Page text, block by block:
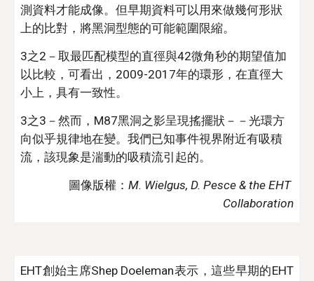
測資料才能成像。但早期資料可以用來做幾何形狀
上的比對，將黑洞型態的可能範圍限縮。
3之2－取最匹配模型的直徑與42微角秒的期望值加
以比較，可看出，2009-2017年的環形，在直徑大
小上，具有一致性。
3之3－然而，M87黑洞之影呈現搖擺狀－－光環方
向似乎規律地在變。我們已知事件視界附近有吸積
流，該現象是湍動的吸積流引起的。
圖像版權： M. Wielgus, D. Pesce & the EHT
Collaboration
EHT創始主席Shep Doeleman表示，這些早期的EHT